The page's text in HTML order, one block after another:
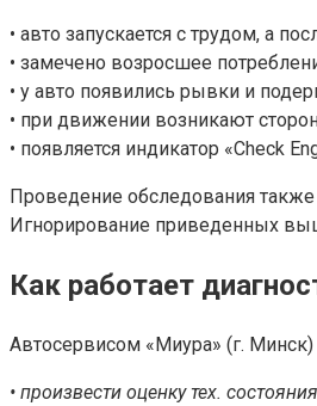
• авто запускается с трудом, а
• замечено возросшее
• у авто появились рывки и
• при движении возникают
• появляется индикатор «Check
Проведение обследования
Игнорирование приведенных
Как работает
Автосервисом «Миура» (г. Минск)
• произвести оценку тех.